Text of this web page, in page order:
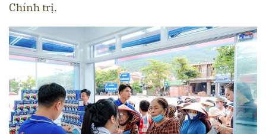
Chính trị.